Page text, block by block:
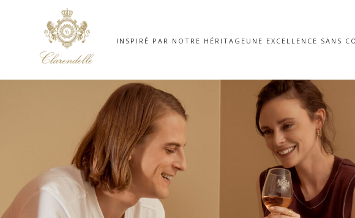
INSPIRÉ PAR NOTRE HÉRITAGE UNE EXCELLENCE SANS